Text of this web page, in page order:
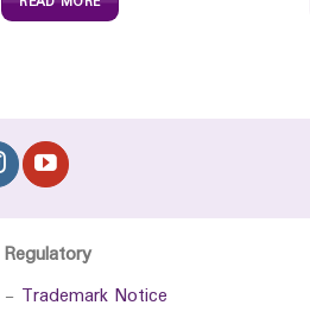
Regulatory
- Trademark Notice